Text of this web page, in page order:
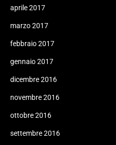
aprile 2017
marzo 2017
febbraio 2017
gennaio 2017
dicembre 2016
novembre 2016
ottobre 2016
settembre 2016